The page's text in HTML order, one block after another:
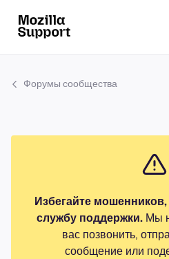
Форумы сообщества
Избегайте
службу поддержки.Мы
вас позвонить,
сообщение или